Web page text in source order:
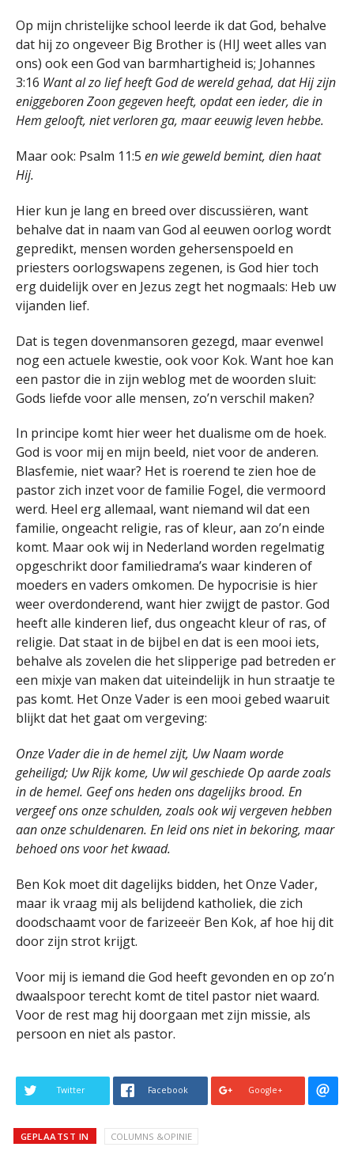
Op mijn christelijke school leerde ik dat God, behalve
dat hij zo ongeveer Big Brother is (HIJ weet alles van
ons) ook een God van barmhartigheid is; Johannes
3:16 Want al zo lief heeft God de wereld gehad, dat Hij zijn
eniggeboren Zoon gegeven heeft, opdat een ieder, die in
Hem gelooft, niet verloren ga, maar eeuwig leven hebbe.
Maar ook: Psalm 11:5 en wie geweld bemint, dien haat
Hij.
Hier kun je lang en breed over discussiëren, want
behalve dat in naam van God al eeuwen oorlog wordt
gepredikt, mensen worden gehersenspoeld en
priesters oorlogswapens zegenen, is God hier toch
erg duidelijk over en Jezus zegt het nogmaals: Heb uw
vijanden lief.
Dat is tegen dovenmansoren gezegd, maar evenwel
nog een actuele kwestie, ook voor Kok. Want hoe kan
een pastor die in zijn weblog met de woorden sluit:
Gods liefde voor alle mensen, zo’n verschil maken?
In principe komt hier weer het dualisme om de hoek.
God is voor mij en mijn beeld, niet voor de anderen.
Blasfemie, niet waar? Het is roerend te zien hoe de
pastor zich inzet voor de familie Fogel, die vermoord
werd. Heel erg allemaal, want niemand wil dat een
familie, ongeacht religie, ras of kleur, aan zo’n einde
komt. Maar ook wij in Nederland worden regelmatig
opgeschrikt door familiedrama’s waar kinderen of
moeders en vaders omkomen. De hypocrisie is hier
weer overdonderend, want hier zwijgt de pastor. God
heeft alle kinderen lief, dus ongeacht kleur of ras, of
religie. Dat staat in de bijbel en dat is een mooi iets,
behalve als zovelen die het slipperige pad betreden er
een mixje van maken dat uiteindelijk in hun straatje te
pas komt. Het Onze Vader is een mooi gebed waaruit
blijkt dat het gaat om vergeving:
Onze Vader die in de hemel zijt, Uw Naam worde
geheiligd; Uw Rijk kome, Uw wil geschiede Op aarde zoals
in de hemel. Geef ons heden ons dagelijks brood. En
vergeef ons onze schulden, zoals ook wij vergeven hebben
aan onze schuldenaren. En leid ons niet in bekoring, maar
behoed ons voor het kwaad.
Ben Kok moet dit dagelijks bidden, het Onze Vader,
maar ik vraag mij als belijdend katholiek, die zich
doodschaamt voor de farizeeër Ben Kok, af hoe hij dit
door zijn strot krijgt.
Voor mij is iemand die God heeft gevonden en op zo’n
dwaalspoor terecht komt de titel pastor niet waard.
Voor de rest mag hij doorgaan met zijn missie, als
persoon en niet als pastor.
Twitter Facebook Google+
GEPLAATST IN COLUMNS &OPINIE